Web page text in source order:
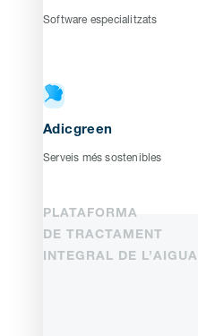
Software especialitzats
Adicgreen
Serveis més sostenibles
PLATAFORMA
DE TRACTAMENT
INTEGRAL DE L’AIGUA